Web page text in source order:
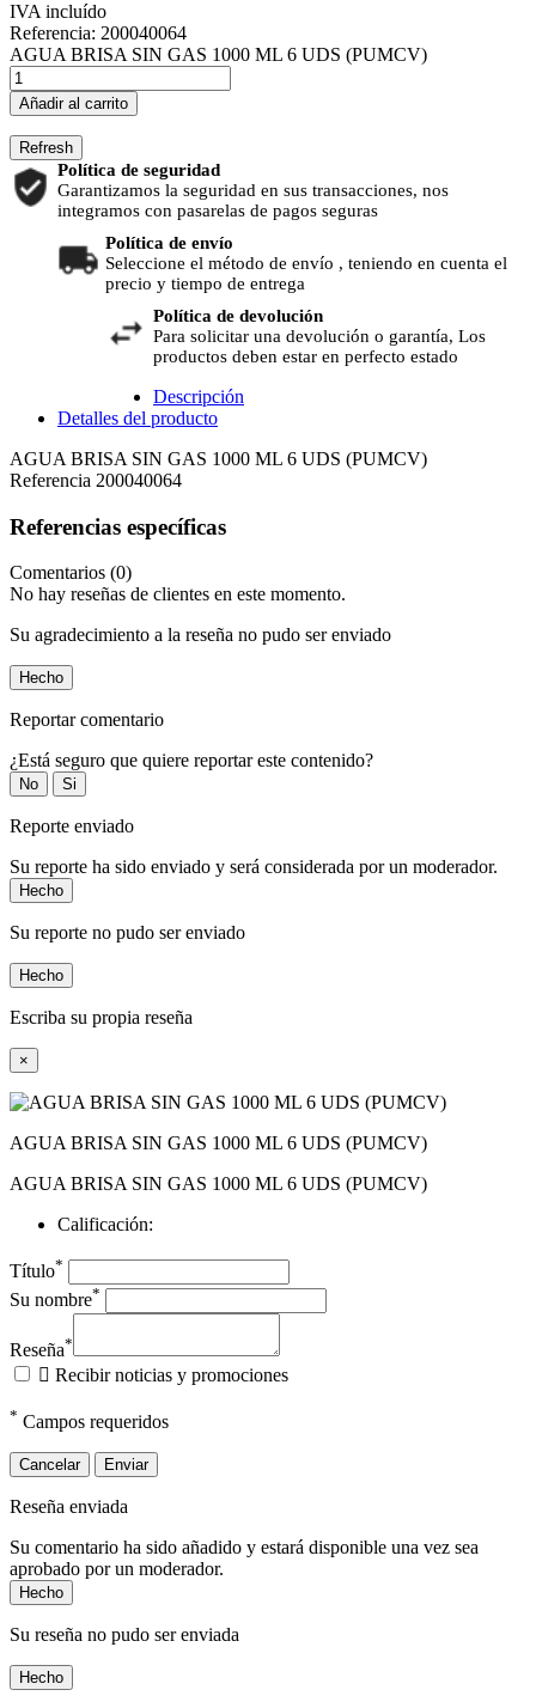
IVA incluído
Referencia: 200040064
AGUA BRISA SIN GAS 1000 ML 6 UDS (PUMCV)
Añadir al carrito
Política de seguridad
Garantizamos la seguridad en sus transacciones, nos
integramos con pasarelas de pagos seguras
Política de envío
Seleccione el método de envío , teniendo en cuenta el
precio y tiempo de entrega
Política de devolución
Para solicitar una devolución o garantía, Los
productos deben estar en perfecto estado
Descripción
Detalles del producto
AGUA BRISA SIN GAS 1000 ML 6 UDS (PUMCV)
Referencia 200040064
Referencias específicas
Comentarios (0)
No hay reseñas de clientes en este momento.
Su agradecimiento a la reseña no pudo ser enviado
Hecho
Reportar comentario
¿Está seguro que quiere reportar este contenido?
No Si
Reporte enviado
Su reporte ha sido enviado y será considerada por un moderador.
Hecho
Su reporte no pudo ser enviado
Hecho
Escriba su propia reseña
×
AGUA BRISA SIN GAS 1000 ML 6 UDS (PUMCV)
AGUA BRISA SIN GAS 1000 ML 6 UDS (PUMCV)
Calificación:
Título*
Su nombre*
Reseña*
 Recibir noticias y promociones
* Campos requeridos
Cancelar Enviar
Reseña enviada
Su comentario ha sido añadido y estará disponible una vez sea
aprobado por un moderador.
Hecho
Su reseña no pudo ser enviada
Hecho